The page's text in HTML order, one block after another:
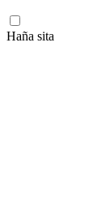
Haña sita